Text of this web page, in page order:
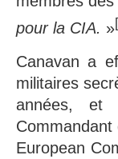
pour la CIA. »
Canavan a
militaires
années, et
European